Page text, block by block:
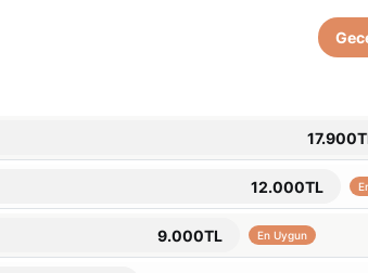
12.000TL
9.000TL En Uygun